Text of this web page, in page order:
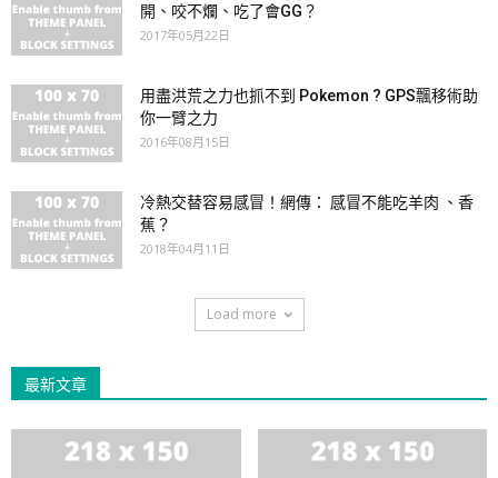
開、咬不爛、吃了會GG？
2017年05月22日
用盡洪荒之力也抓不到 Pokemon ? GPS飄移術助
你一臂之力
2016年08月15日
冷熱交替容易感冒！網傳： 感冒不能吃羊肉 、香
蕉？
2018年04月11日
Load more
最新文章